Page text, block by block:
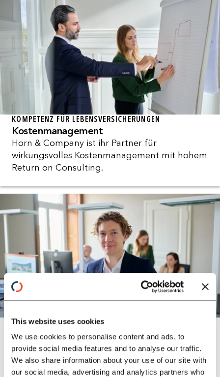
This website uses cookies
We use cookies to personalise content and ads, to
provide social media features and to analyse our traffic.
We also share information about your use of our site with
our social media, advertising and analytics partners who
KOMPETENZ FÜR LEBENSVERSICHERUNGEN
Kostenmanagement
Horn & Company ist ihr Partner für
wirkungsvolles Kostenmanagement mit hohem
Return on Consulting.
KOMPETENZ FÜR LEBENSVERSICHERUNGEN
Operations
Wir unterstützen Sie bei der strategischen
Steuerung Ihrer operativen Kernbereiche und
heben Ihre Effizienzpotenziale.